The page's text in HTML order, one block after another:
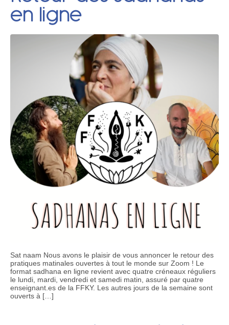
en ligne
Sat naam Nous avons le plaisir de vous annoncer le retour des
pratiques matinales ouvertes à tout le monde sur Zoom ! Le
format sadhana en ligne revient avec quatre créneaux réguliers
le lundi, mardi, vendredi et samedi matin, assuré par quatre
enseignant.es de la FFKY. Les autres jours de la semaine sont
ouverts à […]